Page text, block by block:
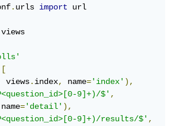
. urls import url
views
[
views. index, name='index' ),
9]+)/$' ,
name='detail' ),
9]+)/results/$' ,